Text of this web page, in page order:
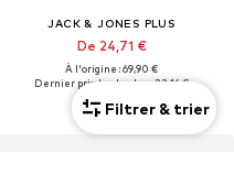
JACK & JONES PLUS
De 24,71 €
À l'origine : 69,90 €
Dernier prix le plus bas :23,16 €
Filtrer & trier